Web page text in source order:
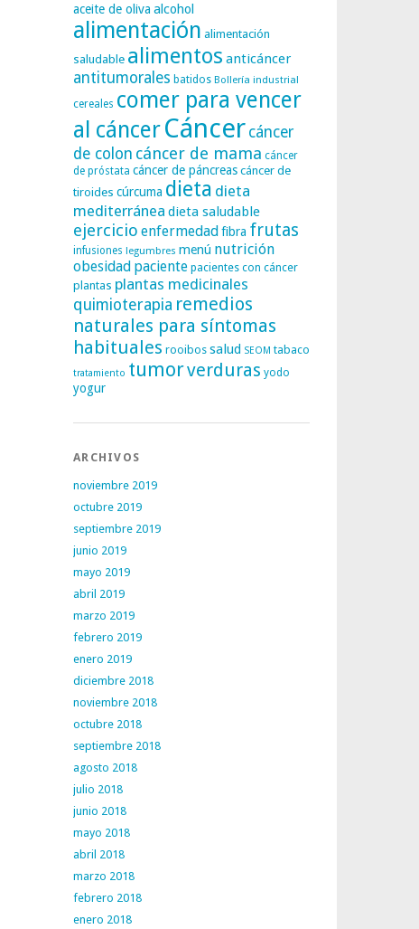
aceite de oliva alcohol
alimentación alimentación
saludable alimentos anticáncer
antitumorales batidos Bollería industrial
cereales comer para vencer
al cáncerCáncer cáncer
de colon cáncer de mama cáncer
de próstata cáncer de páncreascáncer de
tiroides cúrcuma dieta dieta
mediterránea dieta saludable
ejercicio enfermedadfibra frutas
infusiones legumbres menú nutrición
obesidad paciente pacientes con cáncer
plantas plantas medicinales
quimioterapia remedios
naturales para síntomas
habituales rooibos salud SEOM tabaco
tratamiento tumorverduras yodo
yogur
ARCHIVOS
noviembre 2019
octubre 2019
septiembre 2019
junio 2019
mayo 2019
abril 2019
marzo 2019
febrero 2019
enero 2019
diciembre 2018
noviembre 2018
octubre 2018
septiembre 2018
agosto 2018
julio 2018
junio 2018
mayo 2018
abril 2018
marzo 2018
febrero 2018
enero 2018